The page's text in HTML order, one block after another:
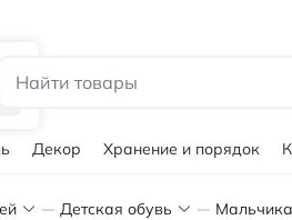
Декор Хранение и порядок
Детская обувь